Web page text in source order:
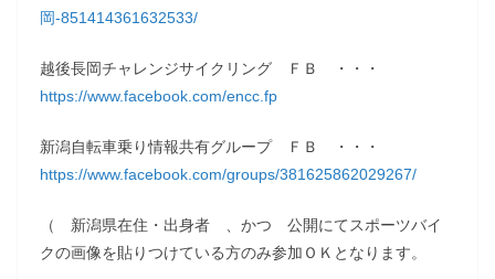
岡-851414361632533/
越後長岡チャレンジサイクリング ＦＢ ・・・
https://www.facebook.com/encc.fp
新潟自転車乗り情報共有グループ ＦＢ ・・・
https://www.facebook.com/groups/381625862029267/
（ 新潟県在住・出身者 、かつ 公開にてスポーツバイ
クの画像を貼りつけている方のみ参加ＯＫとなります。